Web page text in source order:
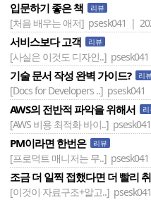
입문하기 좋은 책 리뷰
[처음 배우는 애저] psesk041 |
서비스보다 고객 리뷰
[사실은 이것도 디자인..]
기술 문서 작성 완벽 가이드? 리뷰
[Docs for Developers ..] psesk041
AWS의 전반적 파악을 위해서
[AWS 비용 최적화 바이..]
PM이라면 한번은 리뷰
[프로덕트 매니저는 무..]
조금 더 일찍 접했다면 더 빨리
[이것이 자료구조+알고..]